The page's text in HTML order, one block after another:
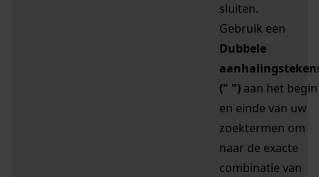
sluiten.
Gebruik een
Dubbele
(" ") aan het begin
en einde van uw
zoektermen om
naar de exacte
combinatie van